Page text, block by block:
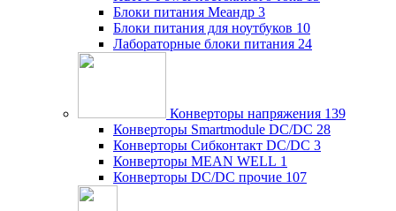
Блоки питания Меандр 3
Блоки питания для ноутбуков 10
Лабораторные блоки питания 24
Конверторы напряжения 139
Конверторы Smartmodule DC/DC 28
Конверторы Сибконтакт DC/DC 3
Конверторы MEAN WELL 1
Конверторы DC/DC прочие 107